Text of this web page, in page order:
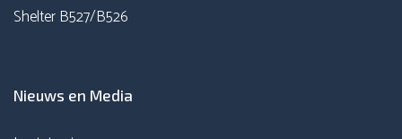
Shelter B527/B526
Nieuws en Media